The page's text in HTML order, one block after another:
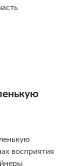
восприятия